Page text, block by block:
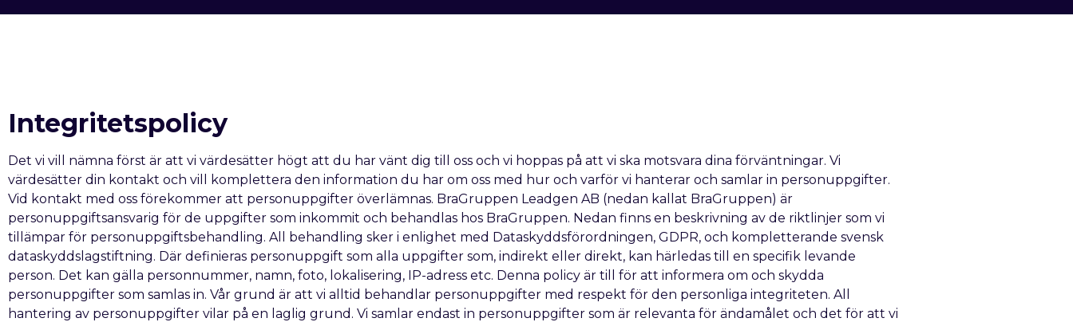
Integritetspolicy
Det vi vill nämna först är att vi värdesätter högt att du har vänt dig till oss och vi hoppas på att vi ska motsvara dina förväntningar. Vi
värdesätter din kontakt och vill komplettera den information du har om oss med hur och varför vi hanterar och samlar in personuppgifter.
Vid kontakt med oss förekommer att personuppgifter överlämnas. BraGruppen Leadgen AB (nedan kallat BraGruppen) är
personuppgiftsansvarig för de uppgifter som inkommit och behandlas hos BraGruppen. Nedan finns en beskrivning av de riktlinjer som vi
tillämpar för personuppgiftsbehandling. All behandling sker i enlighet med Dataskyddsförordningen, GDPR, och kompletterande svensk
dataskyddslagstiftning. Där definieras personuppgift som alla uppgifter som, indirekt eller direkt, kan härledas till en specifik levande
person. Det kan gälla personnummer, namn, foto, lokalisering, IP-adress etc. Denna policy är till för att informera om och skydda
personuppgifter som samlas in. Vår grund är att vi alltid behandlar personuppgifter med respekt för den personliga integriteten. All
hantering av personuppgifter vilar på en laglig grund. Vi samlar endast in personuppgifter som är relevanta för ändamålet och det för att vi